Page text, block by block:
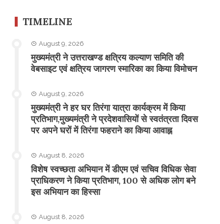
TIMELINE
August 9, 2026
मुख्यमंत्री ने उत्तराखण्ड क्षत्रिय कल्याण समिति की
वेबसाइट एवं क्षत्रिय जागरण स्मारिका का किया विमोचन
August 9, 2026
मुख्यमंत्री ने हर घर तिरंगा यात्रा कार्यक्रम में किया
प्रतिभाग,मुख्यमंत्री ने प्रदेशवासियों से स्वतंत्रता दिवस
पर अपने घरों में तिरंगा फहराने का किया आवाह्न
August 8, 2026
विशेष स्वच्छता अभियान में डीएम एवं सचिव विधिक सेवा
प्राधिकरण ने किया प्रतिभाग, 100 से अधिक लोग बने
इस अभियान का हिस्सा
August 8, 2026